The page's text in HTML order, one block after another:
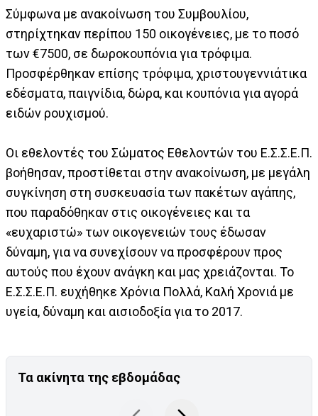
Σύμφωνα με ανακοίνωση του Συμβουλίου,
στηρίχτηκαν περίπου 150 οικογένειες, με το ποσό
των €7500, σε δωροκουπόνια για τρόφιμα.
Προσφέρθηκαν επίσης τρόφιμα, χριστουγεννιάτικα
εδέσματα, παιγνίδια, δώρα, και κουπόνια για αγορά
ειδών ρουχισμού.
Οι εθελοντές του Σώματος Εθελοντών του Ε.Σ.Σ.Ε.Π.
βοήθησαν, προστίθεται στην ανακοίνωση, με μεγάλη
συγκίνηση στη συσκευασία των πακέτων αγάπης,
που παραδόθηκαν στις οικογένειες και τα
«ευχαριστώ» των οικογενειών τους έδωσαν
δύναμη, για να συνεχίσουν να προσφέρουν προς
αυτούς που έχουν ανάγκη και μας χρειάζονται. Το
Ε.Σ.Σ.Ε.Π. ευχήθηκε Χρόνια Πολλά, Καλή Χρονιά με
υγεία, δύναμη και αισιοδοξία για το 2017.
Τα ακίνητα της εβδομάδας